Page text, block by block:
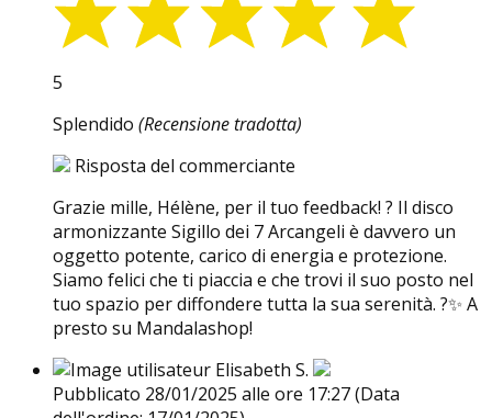
5
Splendido (Recensione tradotta)
Risposta del commerciante
Grazie mille, Hélène, per il tuo feedback! ? Il disco
armonizzante Sigillo dei 7 Arcangeli è davvero un
oggetto potente, carico di energia e protezione.
Siamo felici che ti piaccia e che trovi il suo posto nel
tuo spazio per diffondere tutta la sua serenità. ?✨ A
presto su Mandalashop!
Elisabeth S.
Pubblicato 28/01/2025 alle ore 17:27(Data